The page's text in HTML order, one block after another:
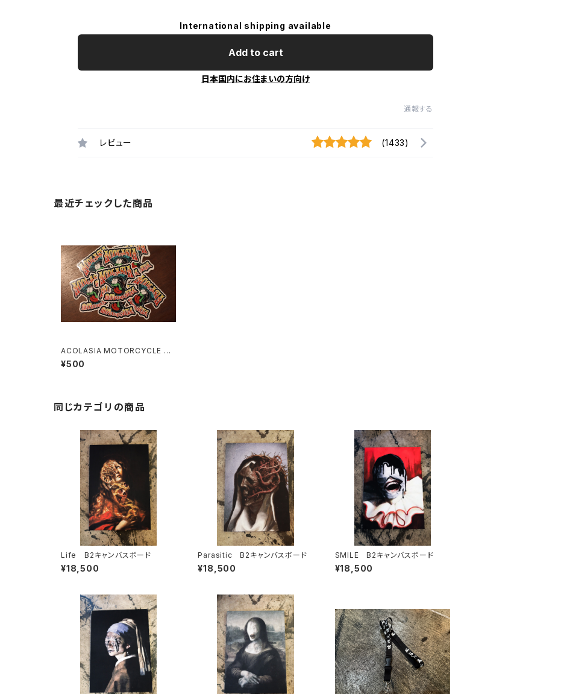
International shipping available
Add to cart
日本国内にお住まいの方向け
通報する
レビュー (1433)
最近チェックした商品
ACOLASIA MOTORCYCLE ス
テッカー
¥500
同じカテゴリの商品
Life B2キャンバスボード
¥18,500
Parasitic B2キャンバスボード
¥18,500
SMILE B2キャンバスボード
¥18,500